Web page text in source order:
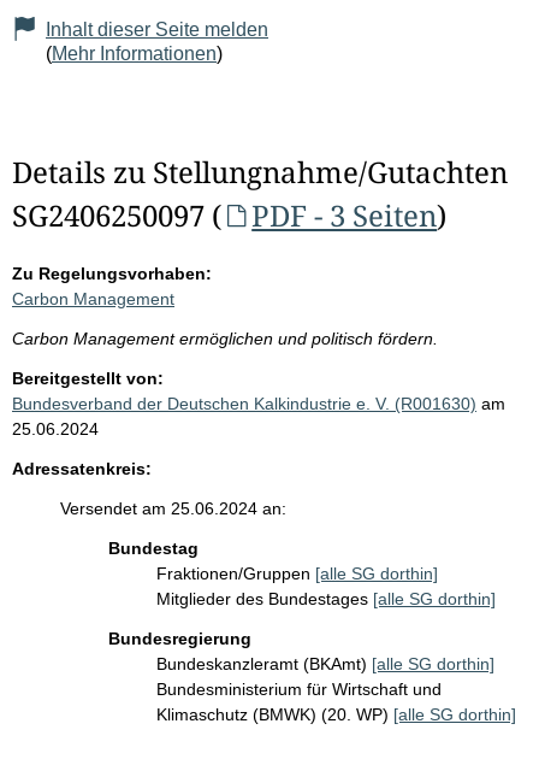
Inhalt dieser Seite melden
(Mehr Informationen)
Details zu Stellungnahme/Gutachten
SG2406250097 (
PDF - 3 Seiten)
Zu Regelungsvorhaben:
Carbon Management
Carbon Management ermöglichen und politisch fördern.
Bereitgestellt von:
Bundesverband der Deutschen Kalkindustrie e. V. (R001630) am
25.06.2024
Adressatenkreis:
Versendet am 25.06.2024 an:
Bundestag
Fraktionen/Gruppen [alle SG dorthin]
Mitglieder des Bundestages [alle SG dorthin]
Bundesregierung
Bundeskanzleramt (BKAmt) [alle SG dorthin]
Bundesministerium für Wirtschaft und
Klimaschutz (BMWK) (20. WP) [alle SG dorthin]